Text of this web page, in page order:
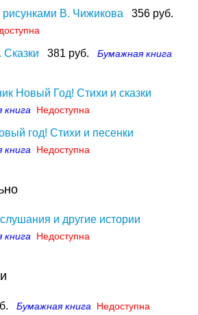
В. Чижикова 356 руб.
Сказки 381 руб.
Бумажная книга
Новый Год! Стихи и сказки
книга Недоступна
год! Стихи и песенки
книга Недоступна
и другие истории
книга Недоступна
Бумажная книга Недоступна